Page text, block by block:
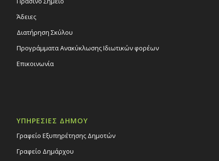
Άδειες
Διατήρηση Σκύλου
Προγράμματα Ανακύκλωσης Ιδιωτικών φορέων
Επικοινωνία
ΥΠΗΡΕΣΙΕΣ ΔΗΜΟΥ
Γραφείο Εξυπηρέτησης Δημοτών
Γραφείο Δημάρχου